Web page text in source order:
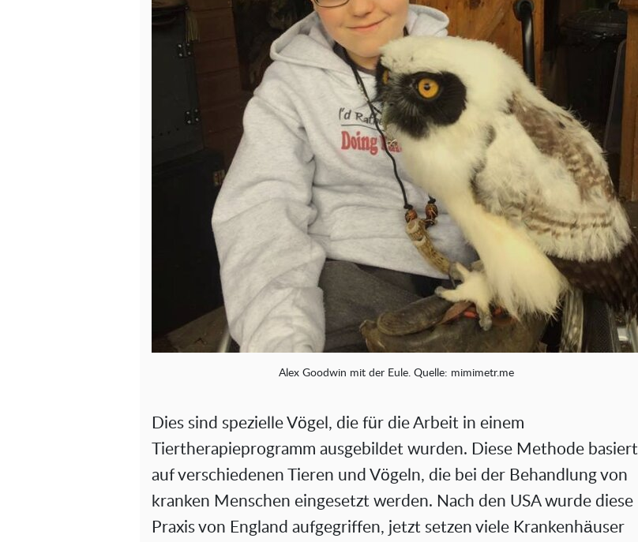
Alex Goodwin mit der Eule. Quelle: mimimetr.me
Dies sind spezielle Vögel, die für die Arbeit in einem
Tiertherapieprogramm ausgebildet wurden. Diese Methode basiert
auf verschiedenen Tieren und Vögeln, die bei der Behandlung von
kranken Menschen eingesetzt werden. Nach den USA wurde diese
Praxis von England aufgegriffen, jetzt setzen viele Krankenhäuser